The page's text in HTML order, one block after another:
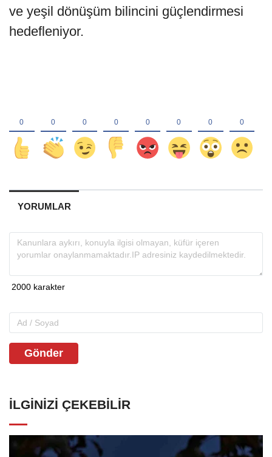
ve yeşil dönüşüm bilincini güçlendirmesi
hedefleniyor.
YORUMLAR
Gönder
İLGINIZI ÇEKEBILIR